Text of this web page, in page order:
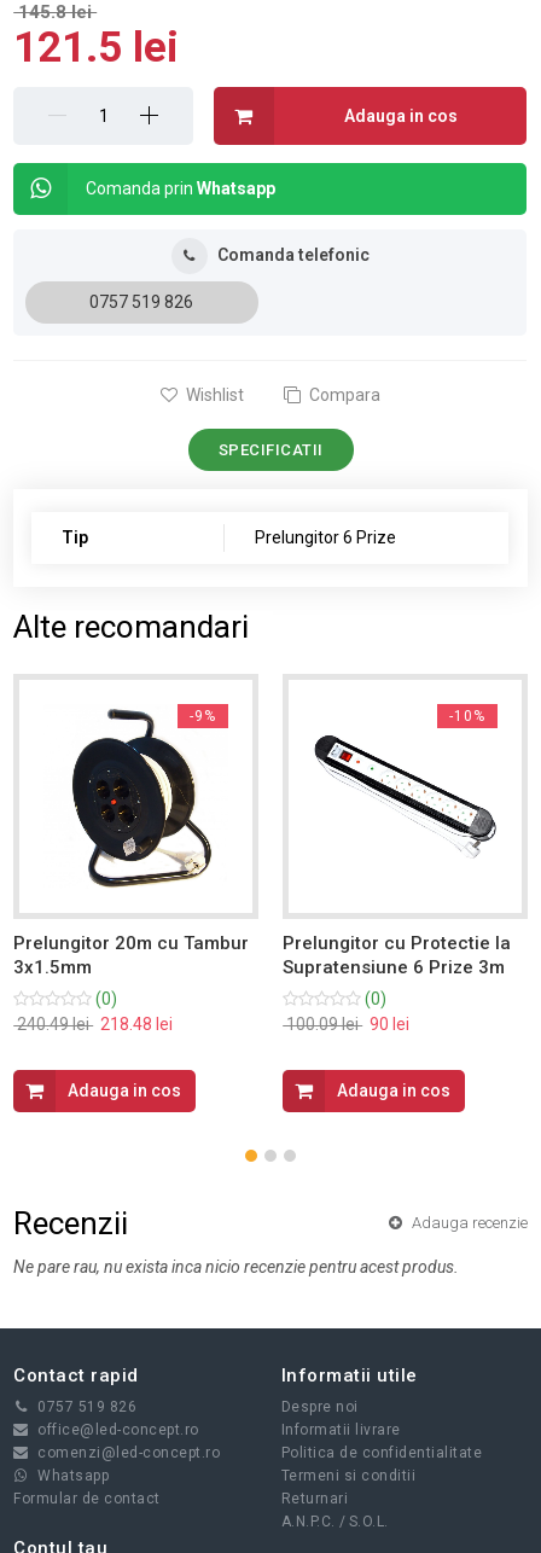
145.8 lei
121.5 lei
Adauga in cos
Comanda prinWhatsapp
Comanda telefonic
0757 519 826
Wishlist Compara
SPECIFICATII
Tip Prelungitor 6 Prize
Alte recomandari
-9%
Prelungitor 20m cu Tambur
3x1.5mm
(0)
240.49 lei 218.48 lei
Adauga in cos
-10%
Prelungitor cu Protectie la
Supratensiune 6 Prize 3m
(0)
100.09 lei 90 lei
Adauga in cos
Recenzii Adauga recenzie
Ne pare rau, nu exista inca nicio recenzie pentru acest produs.
Contact rapid
0757 519 826
office@led-concept.ro
comenzi@led-concept.ro
Whatsapp
Formular de contact
Informatii utile
Despre noi
Informatii livrare
Politica de confidentialitate
Termeni si conditii
Returnari
A.N.P.C. / S.O.L.
Contul tau